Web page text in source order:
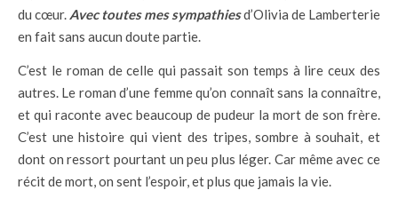
du cœur. Avec toutes mes sympathiesd’Olivia de Lamberterie
en fait sans aucun doute partie.
C’est le roman de celle qui passait son temps à lire ceux des
autres. Le roman d’une femme qu’on connaît sans la connaître,
et qui raconte avec beaucoup de pudeur la mort de son frère.
C’est une histoire qui vient des tripes, sombre à souhait, et
dont on ressort pourtant un peu plus léger. Car même avec ce
récit de mort, on sent l’espoir, et plus que jamais la vie.